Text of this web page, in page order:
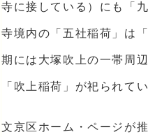
寺に接している）にも「
寺境内の「五社稲荷」は
期には大塚吹上の一帯周
「吹上稲荷」が祀られて
文京区ホーム・ページが